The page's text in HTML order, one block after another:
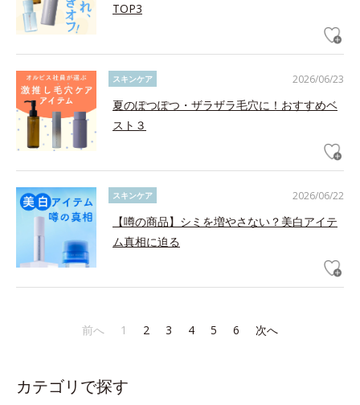
TOP3
2026/06/23
スキンケア
夏のぽつぽつ・ザラザラ毛穴に！おすすめベ
スト３
2026/06/22
スキンケア
【噂の商品】シミを増やさない？美白アイテ
ム真相に迫る
前へ 1 2 3 4 5 6 次へ
カテゴリで探す